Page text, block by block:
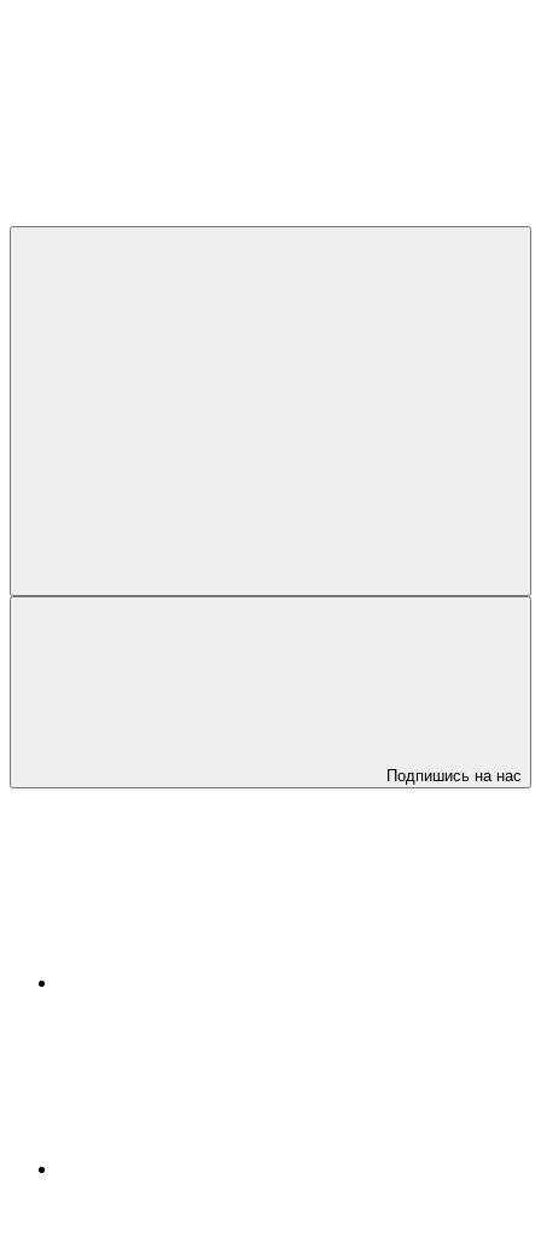
Подпишись на нас